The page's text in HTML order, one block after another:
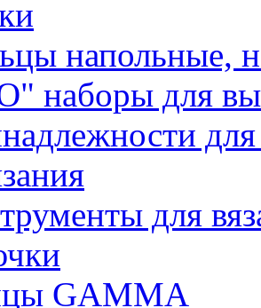
напольные,
наборы для
для
GAMMA